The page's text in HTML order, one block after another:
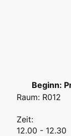
Raum: R012
Zeit:
12.00 - 12.30